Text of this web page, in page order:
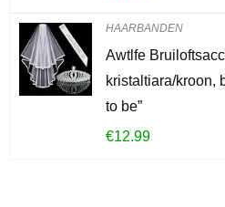
HAARBANDEN
Awtlfe
kristaltiara/kroon,
to be”
€12.99